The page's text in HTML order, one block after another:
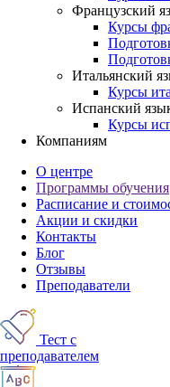
Французский
Курсы
Итальянский
Курсы
Испанский
Курсы
Компаниям
О центре
Программы обучения
Расписание и
Акции и скидки
Контакты
Блог
Отзывы
Преподаватели
Тест с
преподавателем